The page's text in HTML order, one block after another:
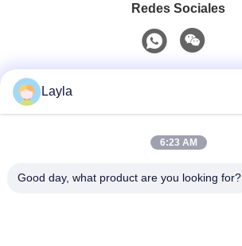
Redes Sociales
0086-18688885859
Layla
6:23 AM
Good day, what product are you looking for?